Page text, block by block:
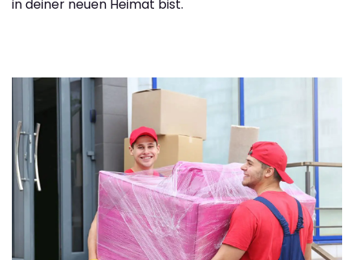
in deiner neuen Heimat bist.